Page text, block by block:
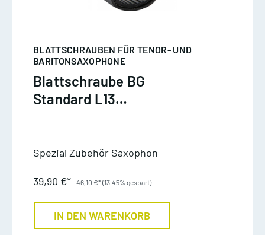
BLATTSCHRAUBEN FÜR TENOR- UND
BARITONSAXOPHONE
Blattschraube BG
Standard L13
Spezial Zubehör Saxophon
39,90 €* 46,10 €*(13.45% gespart)
IN DEN WARENKORB